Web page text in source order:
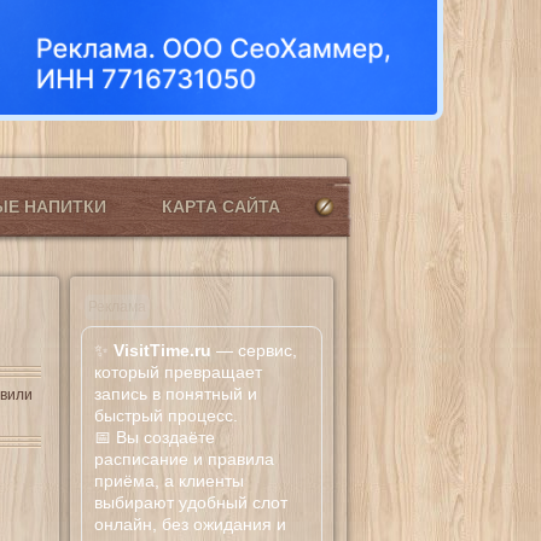
НАПИТКИ КАРТА САЙТА
✨ VisitTime.ru — сервис,
который превращает
запись в понятный и
быстрый процесс.
📅 Вы создаёте
расписание и правила
приёма, а клиенты
выбирают удобный слот
онлайн, без ожидания и